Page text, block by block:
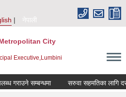
नेपाली
City
Executive,Lumbini
गराउने सम्बन्धमा सरुवा सहमतिका लागि